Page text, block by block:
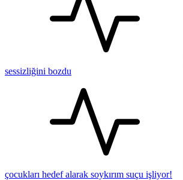
sessizliğini bozdu
çocukları hedef alarak soykırım suçu işliyor!